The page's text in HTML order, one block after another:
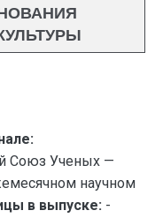
Союз Ученых —
научном
в выпуске: -